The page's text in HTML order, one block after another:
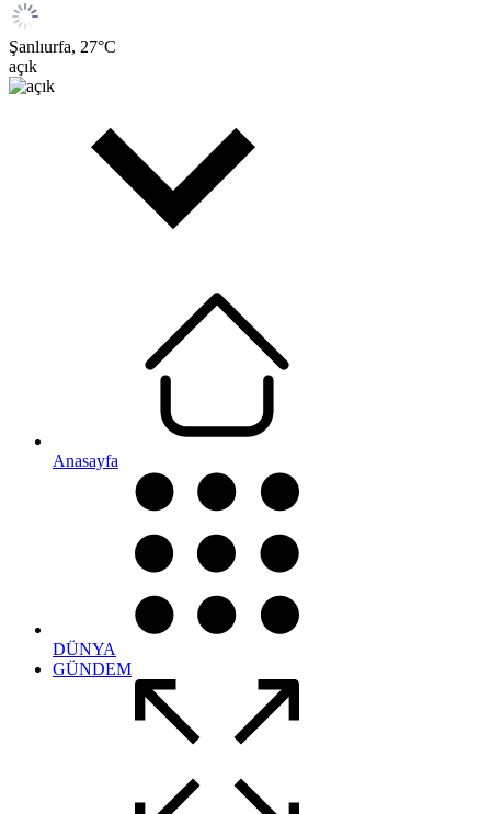
Şanlıurfa, 27°C
açık
Anasayfa
DÜNYA
GÜNDEM